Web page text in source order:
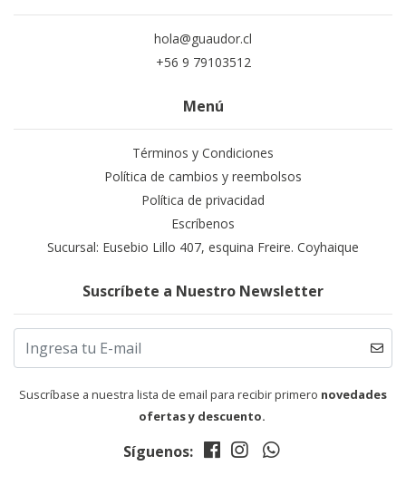
hola@guaudor.cl
+56 9 79103512
Menú
Términos y Condiciones
Política de cambios y reembolsos
Política de privacidad
Escríbenos
Sucursal: Eusebio Lillo 407, esquina Freire. Coyhaique
Suscríbete a Nuestro Newsletter
Suscríbase a nuestra lista de email para recibir primero novedades
ofertas y descuento.
Síguenos: